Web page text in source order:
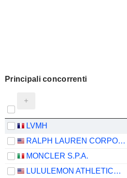
Principali concorrenti
LVMH
RALPH LAUREN CORPORATION
MONCLER S.P.A.
LULULEMON ATHLETICA INC.